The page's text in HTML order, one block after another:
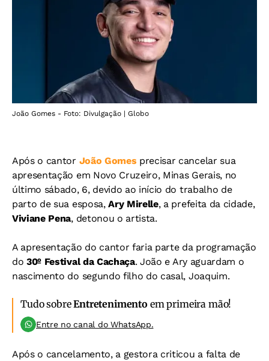
João Gomes - Foto: Divulgação | Globo
Após o cantor João Gomes precisar cancelar sua
apresentação em Novo Cruzeiro, Minas Gerais, no
último sábado, 6, devido ao início do trabalho de
parto de sua esposa,Ary Mirelle, a prefeita da cidade,
Viviane Pena, detonou o artista.
A apresentação do cantor faria parte da programação
do 30º Festival da Cachaça. João e Ary aguardam o
nascimento do segundo filho do casal, Joaquim.
Tudo sobreEntretenimento em primeira mão!
Entre no canal do WhatsApp.
Após o cancelamento, a gestora criticou a falta de